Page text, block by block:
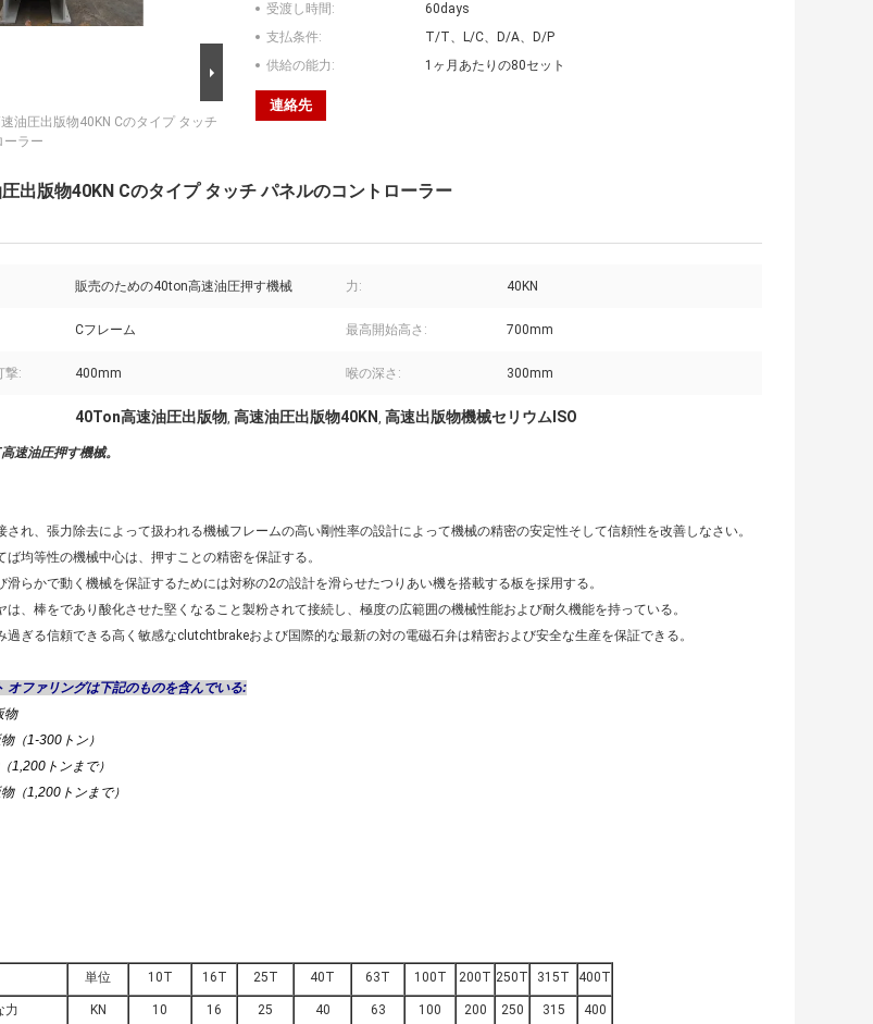
油圧出版物40KN Cのタイプ タッチ
ーラー
受渡し時間:
60days
支払条件:
T/T、L/C、D/A、D/P
供給の能力:
1ヶ月あたりの80セット
連絡先
出版物40KN Cのタイプ タッチ パネルのコントローラー
販売のための40ton高速油圧押す機械 力: 40KN
Cフレーム 最高開始高さ: 700mm
撃: 400mm 喉の深さ: 300mm
40Ton高速油圧出版物, 高速油圧出版物40KN , 高速出版物機械セリウムISO
速油圧押す機械。
され、張力除去によって扱われる機械フレームの高い剛性率の設計によって機械の精密の安定性そして信頼性を改善しなさい。
ば均等性の機械中心は、押すことの精密を保証する。
滑らかで動く機械を保証するためには対称の2の設計を滑らせたつりあい機を搭載する板を採用する。
は、棒をであり酸化させた堅くなること製粉されて接続し、極度の広範囲の機械性能および耐久機能を持っている。
過ぎる信頼できる高く敏感なclutchtbrakeおよび国際的な最新の対の電磁石弁は精密および安全な生産を保証できる。
オファリングは下記のものを含んでいる:
物
（1-300トン）
1,200トンまで）
（1,200トンまで）
単位 10T 16T 25T 40T 63T 100T 200T 250T 315T 400T
力 KN 10 16 25 40 63 100 200 250 315 400